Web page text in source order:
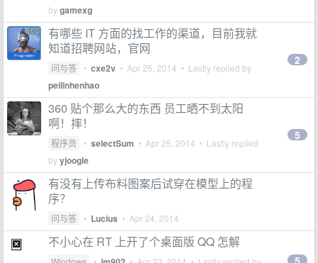
bygamexg
有哪些 IT 方面的找工作的渠道，目前我就
知道招聘网站，官网
问与答 • cxe2v • Apr 25, 2014 • Lastly replied by
peilinhenhao
2
360 贴个那么大的东西 员工晒不到太阳
啊！摔！
程序员 • selectSum • Apr 25, 2014 • Lastly replied
byyjoogle
5
有没有上传布料图案后试穿在模型上的程
序？
问与答 • Lucius • Apr 24, 2014
不小心在 RT 上开了个桌面版 QQ 怎解
5